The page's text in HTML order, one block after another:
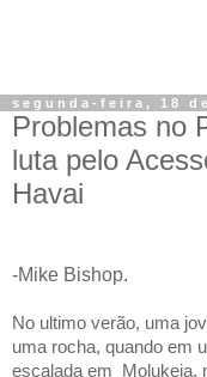
segunda-feira, 18
Problemas no
luta pelo
Havai
-Mike Bishop.
No ultimo verão, uma
uma rocha, quando em
escalada em
Molukeia,